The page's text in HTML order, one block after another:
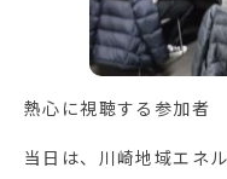
熱心に視聴する参加者
当日は、川崎地域エネ